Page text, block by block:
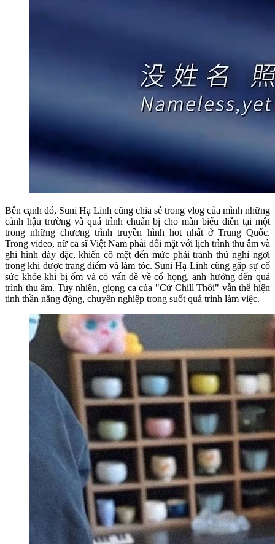
Bên cạnh đó, Suni Hạ Linh cũng chia sẻ trong vlog của mình những
cảnh hậu trường và quá trình chuẩn bị cho màn biểu diễn tại một
trong những chương trình truyền hình hot nhất ở Trung Quốc.
Trong video, nữ ca sĩ Việt Nam phải đối mặt với lịch trình thu âm và
ghi hình dày đặc, khiến cô mệt đến mức phải tranh thủ nghỉ ngơi
trong khi được trang điểm và làm tóc. Suni Hạ Linh cũng gặp sự cố
sức khỏe khi bị ốm và có vấn đề về cổ họng, ảnh hưởng đến quá
trình thu âm. Tuy nhiên, giọng ca của "Cứ Chill Thôi" vẫn thể hiện
tinh thần năng động, chuyên nghiệp trong suốt quá trình làm việc.